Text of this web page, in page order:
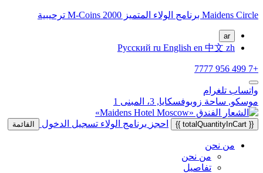
Maidens Circle برنامج الولاء المتميز 2000 M-Coins ترحيبية
ar
Русский ru English en 中文 zh
+7 499 956 7777
واتساب تلغرام
موسكو, ساحة زوبوفسكايا, 3، المبنى 1
{{ totalQuantityInCart }} احجز برنامج الولاء تسجيل الدخول القائمة
من نحن
من نحن
تفاصيل